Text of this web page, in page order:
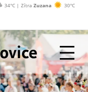
34°C | Zítra Zuzana 30°C